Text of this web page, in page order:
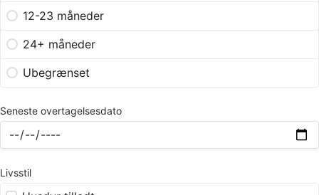
12-23 måneder
24+ måneder
Ubegrænset
Seneste overtagelsesdato
Livsstil